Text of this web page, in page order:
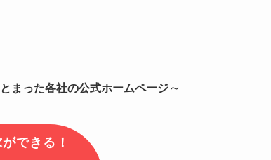
まった各社の公式ホームページ～
できる！